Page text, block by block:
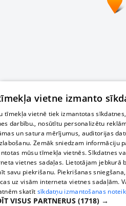
vietne izmanto
tīmekļa vietnē tiek izmantotas
darbību., nosūtītu personalizētu
un satura mērījumus, auditorijas
Zemāk sniedzam informāciju
mūsu tīmekļa vietnēs. Sīkdatnes
vietnes sadaļas. Lietotājam jebkurā
savu piekrišanu. Piekrišanas
uz visām interneta vietnes sadaļām.
skatīt sīkdatņu izmantošanas
VISUS PARTNERUS (1718) →